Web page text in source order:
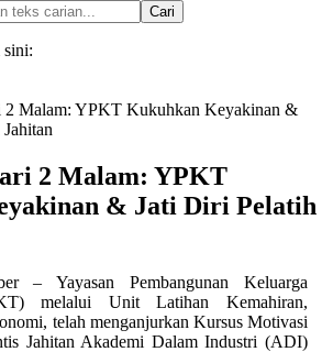
Cari
sini:
2 Malam: YPKT Kukuhkan Keyakinan &
2 Malam: YPKT
& Jati Diri Pelatih
– Yayasan Pembangunan Keluarga
melalui Unit Latihan Kemahiran,
telah menganjurkan Kursus Motivasi
Jahitan Akademi Dalam Industri (ADI)